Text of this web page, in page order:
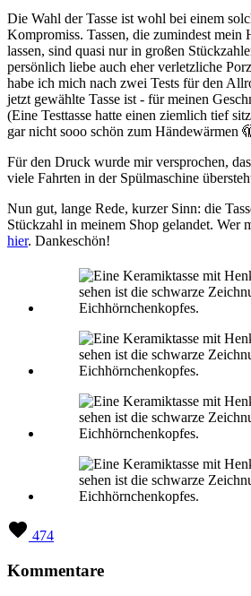
Die Wahl der Tasse ist wohl bei einem
Kompromiss. Tassen, die zumindest mein
lassen, sind quasi nur in großen
persönlich liebe auch eher verletzliche
habe ich mich nach zwei Tests für den
jetzt gewählte Tasse ist - für meinen
(Eine Testtasse hatte einen ziemlich tief
gar nicht sooo schön zum Händewärmen
Für den Druck wurde mir versprochen,
viele Fahrten in der Spülmaschine
Nun gut, lange Rede, kurzer Sinn: die
Stückzahl in meinem Shop gelandet. Wer
hier. Dankeschön!
474
Kommentare